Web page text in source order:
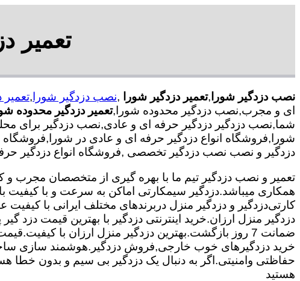
تعمیر
نصب دزدگیر شورا ,تعمیر دزدگیر شورا ,نصب دزدگیر شورا,تعمیر
ای و مجرب,نصب دزدگیر محدوده شورا,تعمیر دزدگیر محدوده
شما,نصب دزدگیر دزدگیر حرفه ای و عادی,نصب دزدگیر برای
شورا,فروشگاه انواع دزدگیر حرفه ای و عادی در
دزدگیر و نصب نصب دزدگیر تخصصی ,فروشگاه انواع دزدگیر
همکاری میباشد.دزدگیر سیمکارتی اماکن به سرعت و با
کارتیدزدگیر و دزدگیر منزل دربرندهای مختلف ایرانی با
دزدگیر منزل ارزان.خرید اینترنتی دزدگیر با بهترین قیمت دزد
ضمانت 7 روز بازگشت.بهترین دزدگیر منزل ارزان با
خرید دزدگیرهای خوب خارجی,فروش دزدگیر.هوشمند سازی
حفاظتی وامنیتی.اگر به دنبال یک دزدگیر بی سیم و بدون خطا
هستید